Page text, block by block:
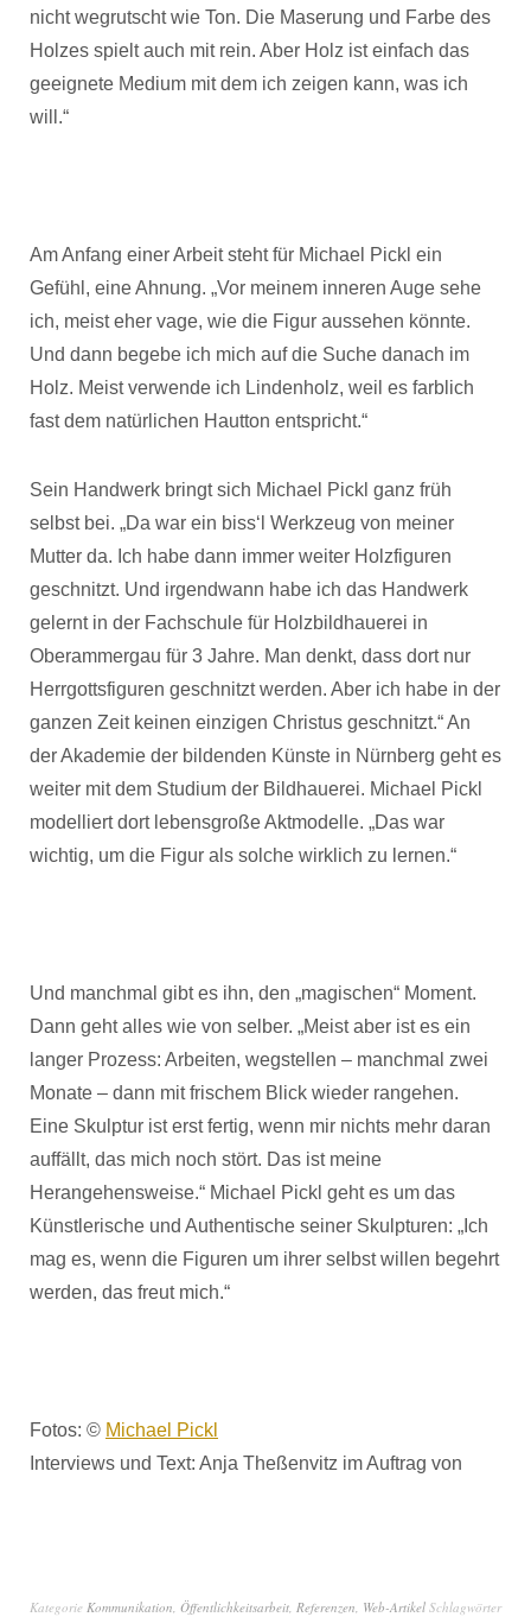
nicht wegrutscht wie Ton. Die Maserung und Farbe des
Holzes spielt auch mit rein. Aber Holz ist einfach das
geeignete Medium mit dem ich zeigen kann, was ich
will.“
Am Anfang einer Arbeit steht für Michael Pickl ein
Gefühl, eine Ahnung. „Vor meinem inneren Auge sehe
ich, meist eher vage, wie die Figur aussehen könnte.
Und dann begebe ich mich auf die Suche danach im
Holz. Meist verwende ich Lindenholz, weil es farblich
fast dem natürlichen Hautton entspricht.“
Sein Handwerk bringt sich Michael Pickl ganz früh
selbst bei. „Da war ein biss‘l Werkzeug von meiner
Mutter da. Ich habe dann immer weiter Holzfiguren
geschnitzt. Und irgendwann habe ich das Handwerk
gelernt in der Fachschule für Holzbildhauerei in
Oberammergau für 3 Jahre. Man denkt, dass dort nur
Herrgottsfiguren geschnitzt werden. Aber ich habe in der
ganzen Zeit keinen einzigen Christus geschnitzt.“ An
der Akademie der bildenden Künste in Nürnberg geht es
weiter mit dem Studium der Bildhauerei. Michael Pickl
modelliert dort lebensgroße Aktmodelle. „Das war
wichtig, um die Figur als solche wirklich zu lernen.“
Und manchmal gibt es ihn, den „magischen“ Moment.
Dann geht alles wie von selber. „Meist aber ist es ein
langer Prozess: Arbeiten, wegstellen – manchmal zwei
Monate – dann mit frischem Blick wieder rangehen.
Eine Skulptur ist erst fertig, wenn mir nichts mehr daran
auffällt, das mich noch stört. Das ist meine
Herangehensweise.“ Michael Pickl geht es um das
Künstlerische und Authentische seiner Skulpturen: „Ich
mag es, wenn die Figuren um ihrer selbst willen begehrt
werden, das freut mich.“
Fotos: © Michael Pickl
Interviews und Text: Anja Theßenvitz im Auftrag von
Kategorie Kommunikation, Öffentlichkeitsarbeit, Referenzen, Web-Artikel Schlagwörter